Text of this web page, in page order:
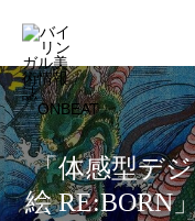
「体感型デ
絵 RE:BORN